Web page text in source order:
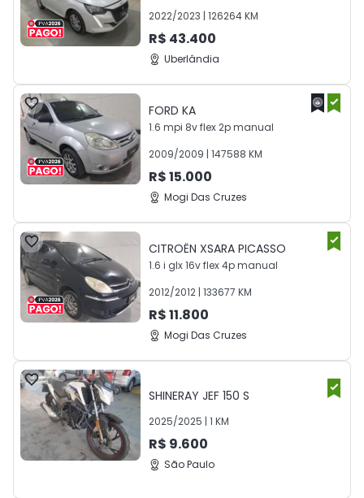
2022/2023 | 126264KM
R$ 43.400
Uberlândia
FORD KA
1.6 mpi 8v flex 2p manual
2009/2009 | 147588 KM
R$15.000
Mogi Das Cruzes
CITROËN XSARA PICASSO
1.6 i glx 16v flex 4p manual
2012/2012 | 133677 KM
R$11.800
Mogi Das Cruzes
SHINERAY JEF 150 S
2025/2025 | 1 KM
R$ 9.600
São Paulo